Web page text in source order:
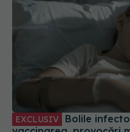
EXCLUSIV